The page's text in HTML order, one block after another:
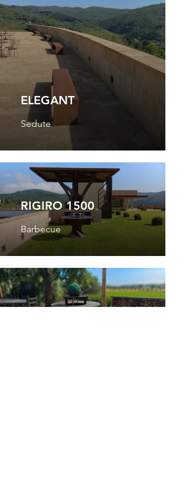
ELEGANT
Sedute
RIGIRO 1500
Barbecue
RIGIRO 1000